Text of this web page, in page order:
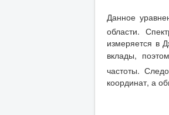
Данное
области.
измеряется в
вклады,
частоты.
координат, а